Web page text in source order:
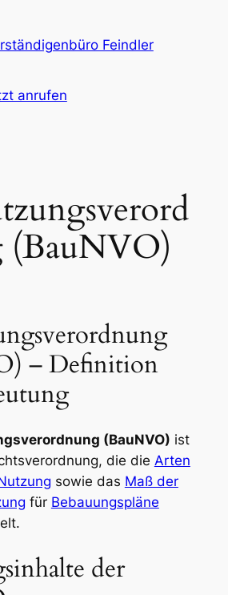
Feindler
anrufen
(BauNVO)
– Definition
(BauNVO) ist
die die Arten
sowie das Maß der
für Bebauungspläne
der